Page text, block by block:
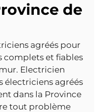
de
agréés pour
complets et fiables
Electricien
électriciens agréés
dans la Province
tout problème